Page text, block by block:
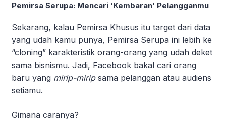
Pemirsa Serupa: Mencari ‘Kembaran’ Pelangganmu
Sekarang, kalau Pemirsa Khusus itu target dari data
yang udah kamu punya, Pemirsa Serupa ini lebih ke
“cloning” karakteristik orang-orang yang udah deket
sama bisnismu. Jadi, Facebook bakal cari orang
baru yang mirip-miripsama pelanggan atau audiens
setiamu.
Gimana caranya?